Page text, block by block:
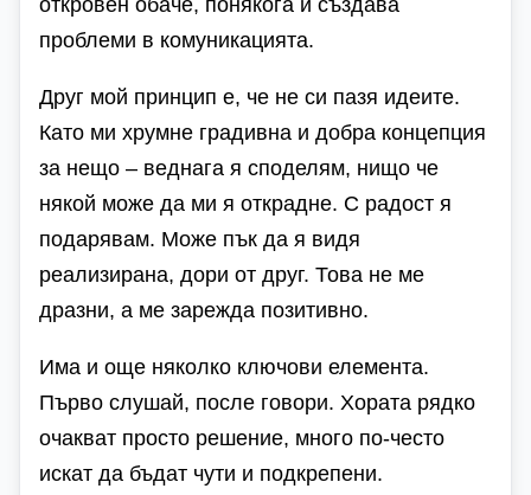
проблеми в комуникацията.
Друг мой принцип е, че не си пазя идеите.
Като ми хрумне градивна и добра концепция
за нещо – веднага я споделям, нищо че
някой може да ми я открадне. С радост я
подарявам. Може пък да я видя
реализирана, дори от друг. Това не ме
дразни, а ме зарежда позитивно.
Има и още няколко ключови елемента.
Първо слушай, после говори. Хората рядко
очакват просто решение, много по-често
искат да бъдат чути и подкрепени.